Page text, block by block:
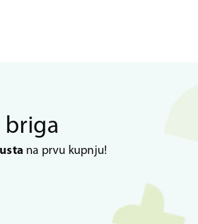
briga
na prvu kupnju!